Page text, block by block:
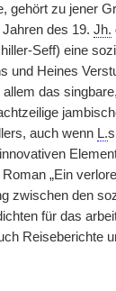
gehört zu jener
des 19. Jh.
Seff) eine
und Heines
das
auch wenn L.
„Ein
zwischen den
für das
Reiseberichte